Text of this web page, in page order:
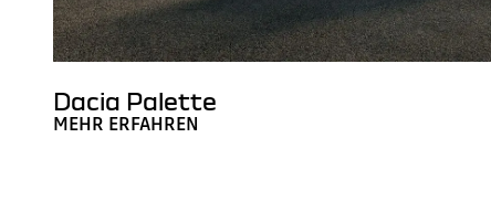
Dacia Palette
MEHR ERFAHREN